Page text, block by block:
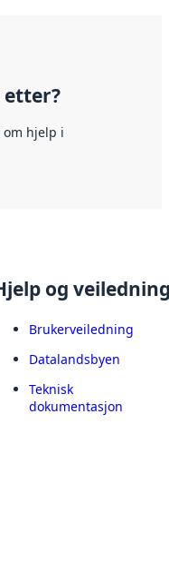
etter?
om hjelp i
og
Brukerveiledning
Datalandsbyen
Teknisk
dokumentasjon